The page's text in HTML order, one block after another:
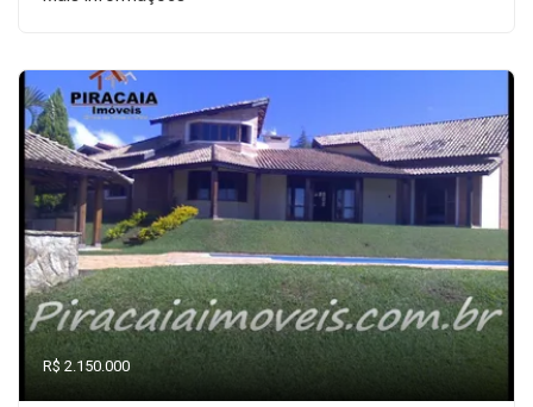
R$ 2.150.000